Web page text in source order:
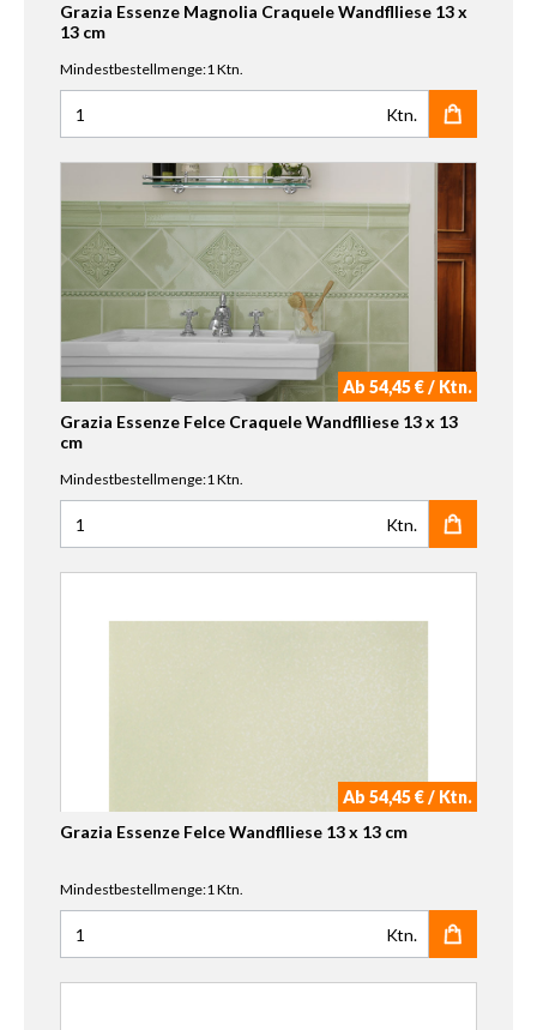
Grazia Essenze Magnolia Craquele Wandflliese 13 x
13 cm
Mindestbestellmenge:1 Ktn.
Anzahl für Grazia Essenze Magnolia Craquele
Ktn.
Ab 54,45 € / Ktn.
Grazia Essenze Felce Craquele Wandflliese 13 x 13
cm
Mindestbestellmenge:1 Ktn.
Anzahl für Grazia Essenze Felce Craquele Wandflliese 13
Ktn.
Ab 54,45 € / Ktn.
Grazia Essenze Felce Wandflliese 13 x 13 cm
Mindestbestellmenge:1 Ktn.
Anzahl für Grazia Essenze Felce Wandflliese 13 x 13 cm
Ktn.